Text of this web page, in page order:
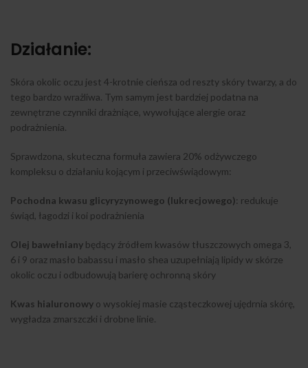
Działanie:
Skóra okolic oczu jest 4-krotnie cieńsza od reszty skóry twarzy, a do
tego bardzo wrażliwa. Tym samym jest bardziej podatna na
zewnętrzne czynniki drażniące, wywołujące alergie oraz
podrażnienia.
Sprawdzona, skuteczna formuła zawiera 20% odżywczego
kompleksu o działaniu kojącym i przeciwświądowym:
Pochodna kwasu glicyryzynowego (lukrecjowego): redukuje
świąd, łagodzi i koi podrażnienia
Olej bawełniany będący źródłem kwasów tłuszczowych omega 3,
6 i 9 oraz masło babassu i masło shea uzupełniają lipidy w skórze
okolic oczu i odbudowują barierę ochronną skóry
Kwas hialuronowy o wysokiej masie cząsteczkowej ujędrnia skórę,
wygładza zmarszczki i drobne linie.